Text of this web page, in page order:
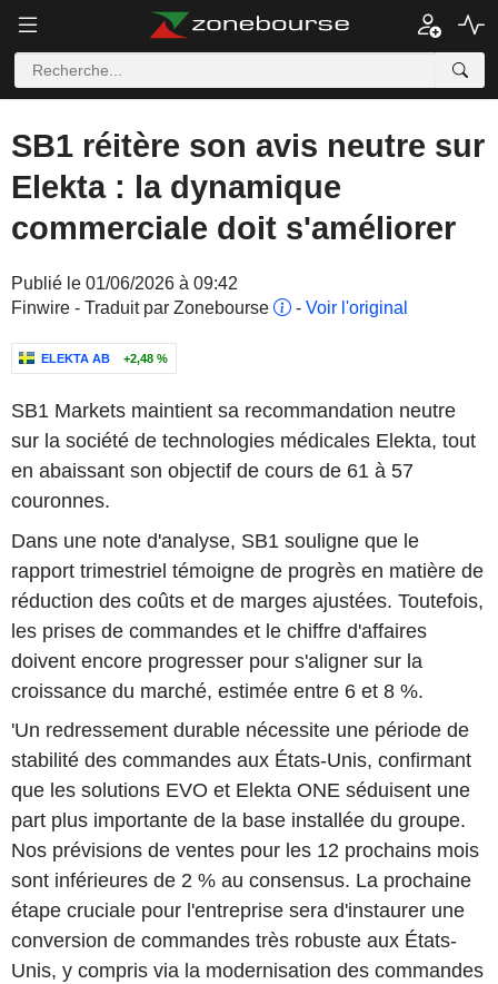
SB1 réitère son avis neutre sur
Elekta : la dynamique
commerciale doit s'améliorer
Publié le 01/06/2026 à 09:42
Finwire - Traduit par Zonebourse
- Voir l'original
ELEKTA AB +2,48 %
SB1 Markets maintient sa recommandation neutre
sur la société de technologies médicales Elekta, tout
en abaissant son objectif de cours de 61 à 57
couronnes.
Dans une note d'analyse, SB1 souligne que le
rapport trimestriel témoigne de progrès en matière de
réduction des coûts et de marges ajustées. Toutefois,
les prises de commandes et le chiffre d'affaires
doivent encore progresser pour s'aligner sur la
croissance du marché, estimée entre 6 et 8 %.
'Un redressement durable nécessite une période de
stabilité des commandes aux États-Unis, confirmant
que les solutions EVO et Elekta ONE séduisent une
part plus importante de la base installée du groupe.
Nos prévisions de ventes pour les 12 prochains mois
sont inférieures de 2 % au consensus. La prochaine
étape cruciale pour l'entreprise sera d'instaurer une
conversion de commandes très robuste aux États-
Unis, y compris via la modernisation des commandes